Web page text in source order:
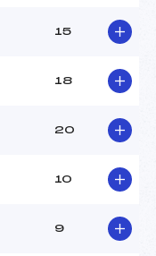
15
18
20
10
9